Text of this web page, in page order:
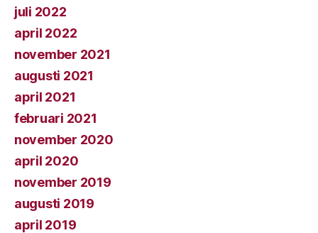
juli 2022
april 2022
november 2021
augusti 2021
april 2021
februari 2021
november 2020
april 2020
november 2019
augusti 2019
april 2019